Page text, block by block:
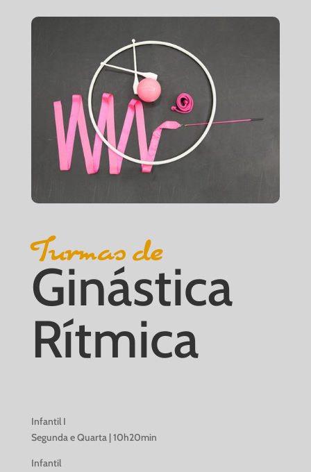
Turmas de
Ginástica
Rítmica
Infantil I
Segunda e Quarta | 10h20min
Infantil